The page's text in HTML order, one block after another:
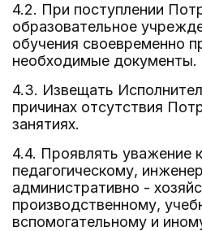
4.2. При поступлении
образовательное
обучения своевременно
необходимые документы.
4.3. Извещать
причинах отсутствия
занятиях.
4.4. Проявлять уважение
педагогическому,
административно -
производственному,
вспомогательному и